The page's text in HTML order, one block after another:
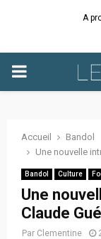
A
PRIMARY
Accueil
Bandol
Une nouvelle
Bandol Culture
Une
Claude
Par Clementine